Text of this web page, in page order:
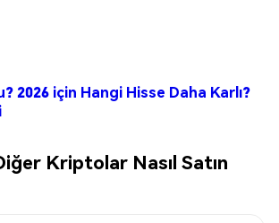
2026 için Hangi Hisse Daha Karlı?
Kriptolar Nasıl Satın